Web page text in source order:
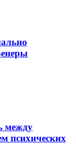
между
психических